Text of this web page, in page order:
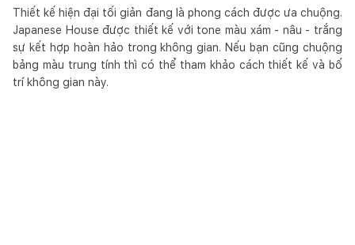
Thiết kế hiện đại tối giản đang là phong cách được ưa chuộng.
Japanese House được thiết kế với tone màu xám - nâu - trắng
sự kết hợp hoàn hảo trong không gian. Nếu bạn cũng chuộng
bảng màu trung tính thì có thể tham khảo cách thiết kế và bố
trí không gian này.